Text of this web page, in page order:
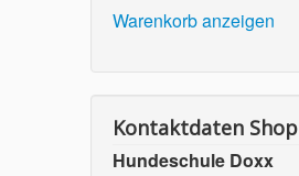
Warenkorb anzeigen
Kontaktdaten Shop
Hundeschule Doxx